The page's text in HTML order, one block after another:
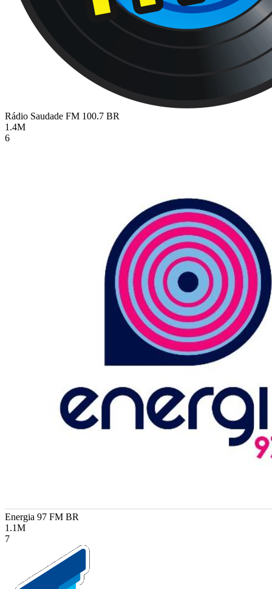
Rádio Saudade FM 100.7 BR
1.4M
6
Energia 97 FM BR
1.1M
7